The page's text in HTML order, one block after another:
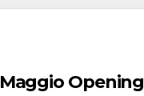
Opening